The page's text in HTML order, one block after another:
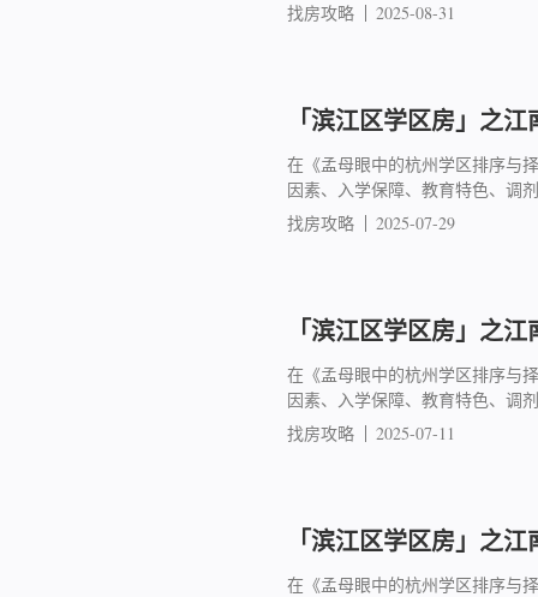
找房攻略
2025-08-31
「滨江区学区房」之
在《孟母眼中的杭州学区排序与
因素、入学保障、教育特色、调
找房攻略
2025-07-29
「滨江区学区房」之
在《孟母眼中的杭州学区排序与
因素、入学保障、教育特色、调
找房攻略
2025-07-11
「滨江区学区房」之
在《孟母眼中的杭州学区排序与